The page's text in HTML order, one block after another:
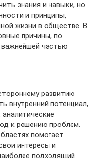
знания и навыки, но
и принципы,
жизни в обществе. В
причины, по
частью
развитию
внутренний потенциал,
к решению проблем.
помогает
интересы и
подходящий